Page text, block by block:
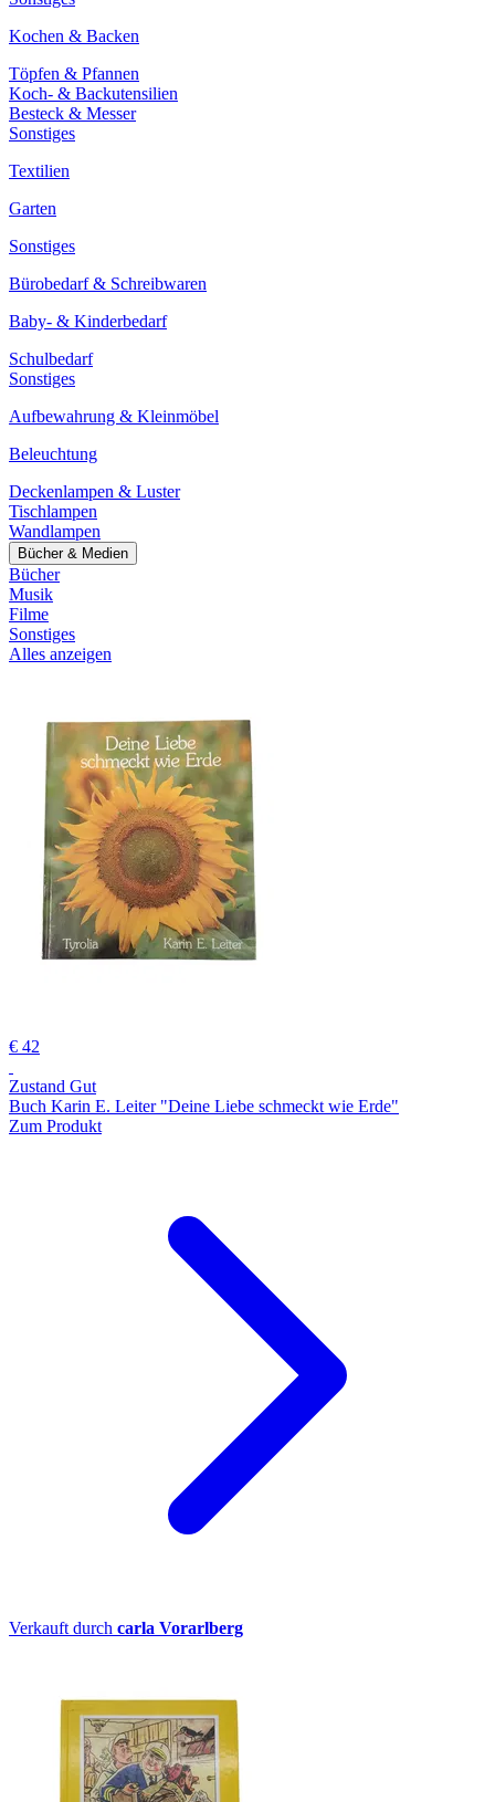
Kochen & Backen
Töpfen & Pfannen
Koch- & Backutensilien
Besteck & Messer
Sonstiges
Textilien
Garten
Sonstiges
Bürobedarf & Schreibwaren
Baby- & Kinderbedarf
Schulbedarf
Sonstiges
Aufbewahrung & Kleinmöbel
Beleuchtung
Deckenlampen & Luster
Tischlampen
Wandlampen
Bücher & Medien
Bücher
Musik
Filme
Sonstiges
Alles anzeigen
€ 42
Zustand Gut
Buch Karin E. Leiter "Deine Liebe schmeckt wie Erde"
Zum Produkt
Verkauft durch carla Vorarlberg